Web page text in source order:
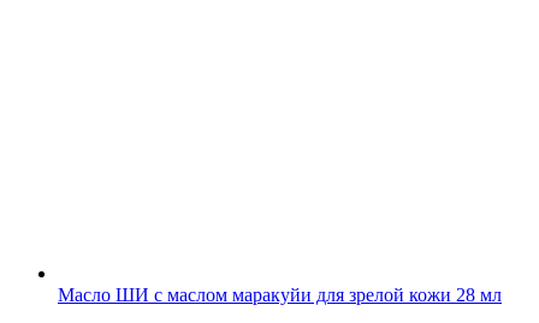
Масло ШИ с маслом маракуйи для зрелой кожи 28 мл